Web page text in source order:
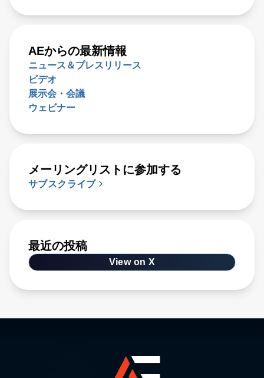
AEからの最新情報
ニュース＆プレスリリース
ビデオ
展示会・会議
ウェビナー
メーリングリストに参加する
サブスクライブ
最近の投稿
View on X